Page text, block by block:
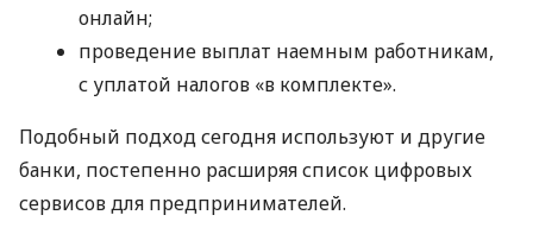
онлайн;
проведение выплат наемным работникам,
с уплатой налогов «в комплекте».
Подобный подход сегодня используют и другие
банки, постепенно расширяя список цифровых
сервисов для предпринимателей.